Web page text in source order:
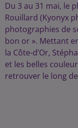
Du 3 au 31 mai, le
Rouillard (Kyonyx
photographies de
bon or ». Mettant
la Côte-d’Or,
et les belles
retrouver le long